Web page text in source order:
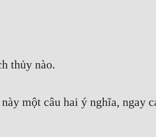
thủy nào.
một câu hai ý nghĩa, ngay